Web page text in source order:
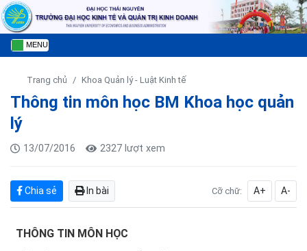
MENU
Trang chủ Khoa Quản lý - Luật Kinh tế
Thông tin môn học BM Khoa học quản
lý
13/07/2016 2327 lượt xem
Chia sẻ In bài Cỡ chữ: A+ A-
THÔNG TIN MÔN HỌC